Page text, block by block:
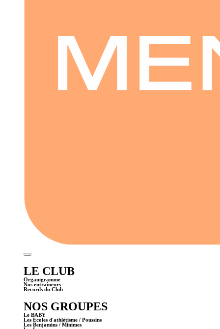
LE CLUB
Organigramme
Nos entraîneurs
Records du Club
NOS GROUPES
Le BABY
Les Ecoles d'athlétisme / Poussins
Les Benjamins / Minimes